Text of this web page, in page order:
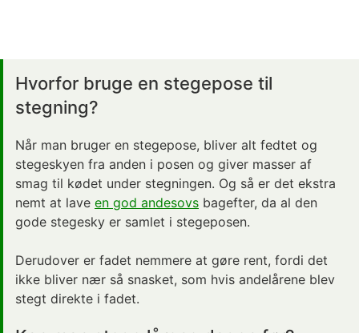
Hvorfor bruge en stegepose til
stegning?
Når man bruger en stegepose, bliver alt fedtet og
stegeskyen fra anden i posen og giver masser af
smag til kødet under stegningen. Og så er det ekstra
nemt at lave en god andesovs bagefter, da al den
gode stegesky er samlet i stegeposen.
Derudover er fadet nemmere at gøre rent, fordi det
ikke bliver nær så snasket, som hvis andelårene blev
stegt direkte i fadet.